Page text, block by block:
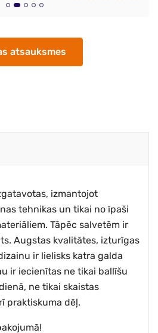
atsauksmes
izmantojot
tehnikas un tikai no īpaši
Tāpēc salvetēm ir
Augstas kvalitātes, izturīgas
ir lielisks katra galda
ir iecienītas ne tikai ballīšu
ne tikai skaistas
praktiskuma dēļ.